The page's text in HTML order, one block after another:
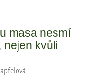
masa nesmí
nejen kvůli